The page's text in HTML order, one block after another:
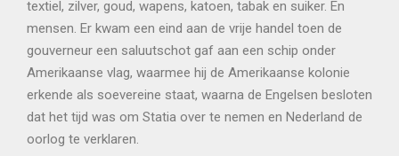
textiel, zilver, goud, wapens, katoen, tabak en suiker. En
mensen. Er kwam een eind aan de vrije handel toen de
gouverneur een saluutschot gaf aan een schip onder
Amerikaanse vlag, waarmee hij de Amerikaanse kolonie
erkende als soevereine staat, waarna de Engelsen besloten
dat het tijd was om Statia over te nemen en Nederland de
oorlog te verklaren.